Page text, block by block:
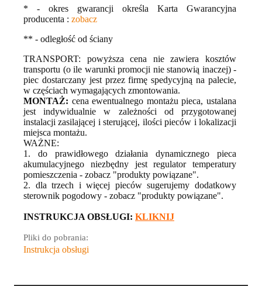
* - okres gwarancji określa Karta Gwarancyjna
producenta : zobacz
** - odległość od ściany
TRANSPORT: powyższa cena nie zawiera kosztów
transportu (o ile warunki promocji nie stanowią inaczej) -
piec dostarczany jest przez firmę spedycyjną na palecie,
w częściach wymagających zmontowania.
MONTAŻ: cena ewentualnego montażu pieca, ustalana
jest indywidualnie w zależności od przygotowanej
instalacji zasilającej i sterującej, ilości pieców i lokalizacji
miejsca montażu.
WAŻNE:
1. do prawidłowego działania dynamicznego pieca
akumulacyjnego niezbędny jest regulator temperatury
pomieszczenia - zobacz "produkty powiązane".
2. dla trzech i więcej pieców sugerujemy dodatkowy
sterownik pogodowy - zobacz "produkty powiązane".
INSTRUKCJA OBSŁUGI: KLIKNIJ
Pliki do pobrania:
Instrukcja obsługi